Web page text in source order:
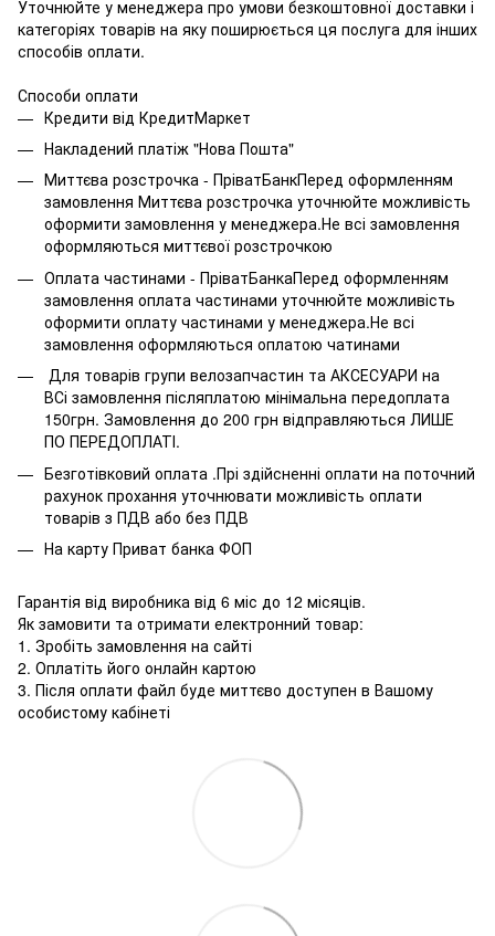
Уточнюйте у менеджера про умови безкоштовної доставки і
категоріях товарів на яку поширюється ця послуга для інших
способів оплати.
Способи оплати
Кредити від КредитМаркет
Накладений платіж "Нова Пошта"
Миттєва розстрочка - ПріватБанкПеред оформленням
замовлення Миттєва розстрочка уточнюйте можливість
оформити замовлення у менеджера.Не всі замовлення
оформляються миттєвої розстрочкою
Оплата частинами - ПріватБанкаПеред оформленням
замовлення оплата частинами уточнюйте можливість
оформити оплату частинами у менеджера.Не всі
замовлення оформляються оплатою чатинами
Для товарів групи велозапчастин та АКСЕСУАРИ на
ВСі замовлення післяплатою мінімальна передоплата
150грн. Замовлення до 200 грн відправляються ЛИШЕ
ПО ПЕРЕДОПЛАТІ.
Безготівковий оплата .Прі здійсненні оплати на поточний
рахунок прохання уточнювати можливість оплати
товарів з ПДВ або без ПДВ
На карту Приват банка ФОП
Гарантія від виробника від 6 міс до 12 місяців.
Як замовити та отримати електронний товар:
1. Зробіть замовлення на сайті
2. Оплатіть його онлайн картою
3. Після оплати файл буде миттєво доступен в Вашому
особистому кабінеті